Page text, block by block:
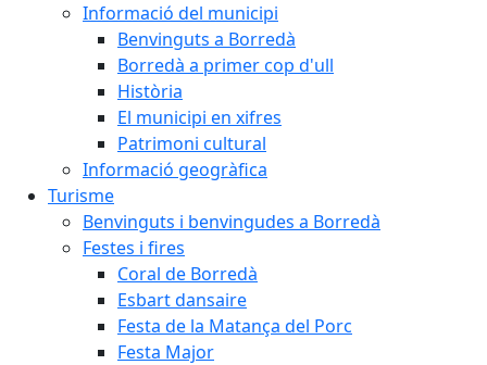
Informació del municipi
Benvinguts a Borredà
Borredà a primer cop d'ull
Història
El municipi en xifres
Patrimoni cultural
Informació geogràfica
Turisme
Benvinguts i benvingudes a Borredà
Festes i fires
Coral de Borredà
Esbart dansaire
Festa de la Matança del Porc
Festa Major